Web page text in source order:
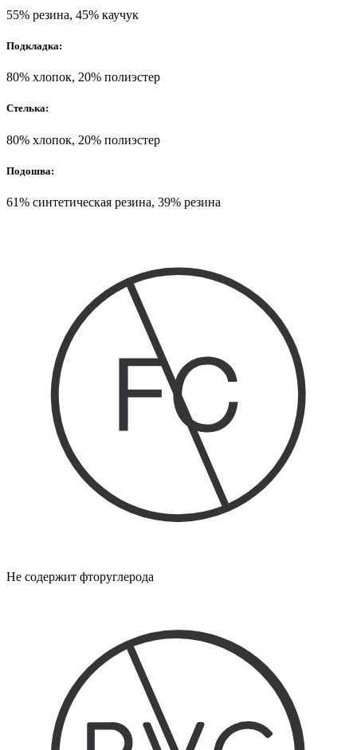
55% резина, 45% каучук
Подкладка:
80% хлопок, 20% полиэстер
Стелька:
80% хлопок, 20% полиэстер
Подошва:
61% синтетическая резина, 39% резина
Не содержит фторуглерода